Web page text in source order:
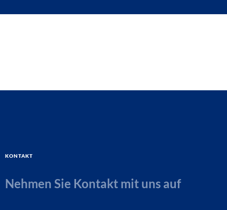
Kontakt
Nehmen Sie Kontakt mit uns auf